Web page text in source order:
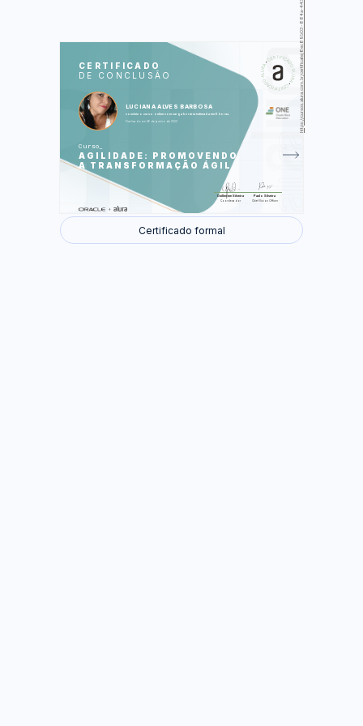
CERTIFICADO
DE CONCLUSÃO
LUCIANA ALVES BARBOSA
concluiu o curso online com carga horária estimada em 6 horas.
Finalizado em 06 de janeiro de 2022
Curso
AGILIDADE: PROMOVENDO
A TRANSFORMAÇÃO ÁGIL
Guilherme Silveira
Coordenador
Paulo Silveira
Chief Vision Officer
AU
LAS
O Método Ágil
O Método Waterfall
Priorização
Rápido Feedback
O que é ser Ágil
O Manifesto Ágil
Cases do Método Ágil
Foram feitas 26 de 26 atividades.
Certificado formal